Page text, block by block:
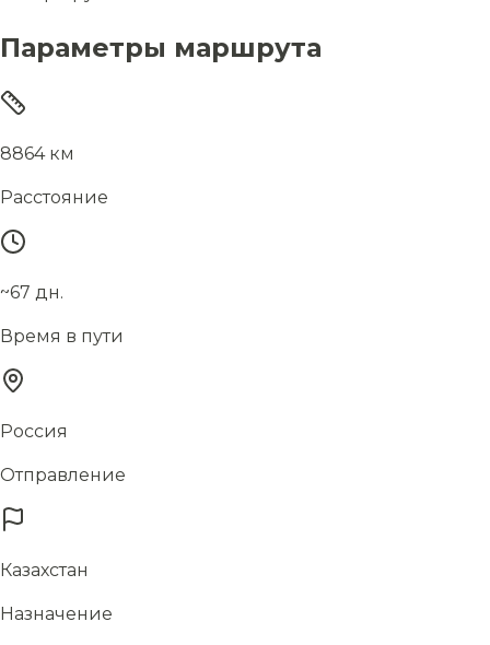
Параметры маршрута
8864 км
Расстояние
~67 дн.
Время в пути
Россия
Отправление
Казахстан
Назначение